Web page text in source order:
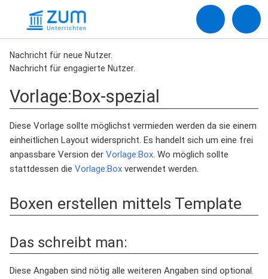
Nachricht für neue Nutzer.
Nachricht für engagierte Nutzer.
Vorlage:Box-spezial
Diese Vorlage sollte möglichst vermieden werden da sie einem
einheitlichen Layout widerspricht. Es handelt sich um eine frei
anpassbare Version der Vorlage:Box. Wo möglich sollte
stattdessen die Vorlage:Box verwendet werden.
Boxen erstellen mittels Template
Das schreibt man:
Diese Angaben sind nötig alle weiteren Angaben sind optional.